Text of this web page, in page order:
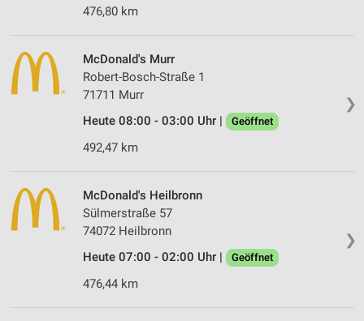
476,80 km
❯
McDonald's Murr
Robert-Bosch-Straße 1
71711 Murr
Heute 08:00 - 03:00 Uhr |
Geöffnet
492,47 km
❯
McDonald's Heilbronn
Sülmerstraße 57
74072 Heilbronn
Heute 07:00 - 02:00 Uhr |
Geöffnet
476,44 km